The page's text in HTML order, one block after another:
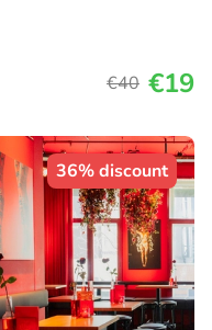
€40 €19
36% discount